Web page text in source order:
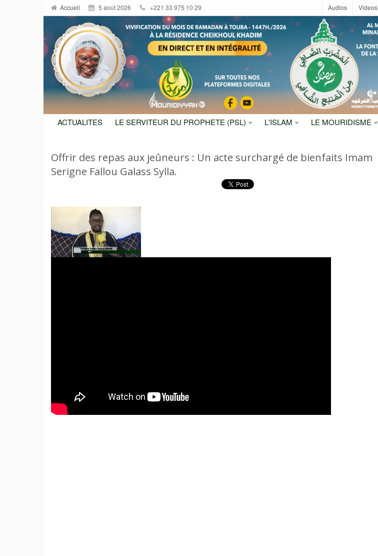
Accueil 5 août 2026 +221 33 975 10 29 Audios Videos
ACTUALITES LE SERVITEUR DU PROPHETE (PSL) L'ISLAM LE MOURIDISME
Offrir des repas aux jeûneurs : Un acte surchargé de bienfaits Imam
Serigne Fallou Galass Sylla.